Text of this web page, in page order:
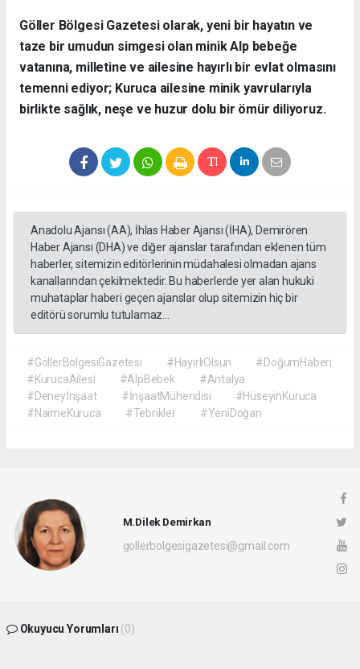
​Göller Bölgesi Gazetesi olarak, yeni bir hayatın ve
taze bir umudun simgesi olan minik Alp bebeğe
vatanına, milletine ve ailesine hayırlı bir evlat olmasını
temenni ediyor; Kuruca ailesine minik yavrularıyla
birlikte sağlık, neşe ve huzur dolu bir ömür diliyoruz.
Anadolu Ajansı (AA), İhlas Haber Ajansı (İHA), Demirören
Haber Ajansı (DHA) ve diğer ajanslar tarafından eklenen tüm
haberler, sitemizin editörlerinin müdahalesi olmadan ajans
kanallarından çekilmektedir. Bu haberlerde yer alan hukuki
muhataplar haberi geçen ajanslar olup sitemizin hiç bir
editörü sorumlu tutulamaz...
#GöllerBölgesiGazetesi #HayırlıOlsun
#DoğumHaberi
#KurucaAilesi
#AlpBebek
#Antalya
#Deneyİnşaat
#İnşaatMühendisi
#HüseyinKuruca
#NaimeKuruca
#Tebrikler #YeniDoğan
M.Dilek Demirkan
gollerbolgesigazetesi@gmail.com
Okuyucu Yorumları (0)